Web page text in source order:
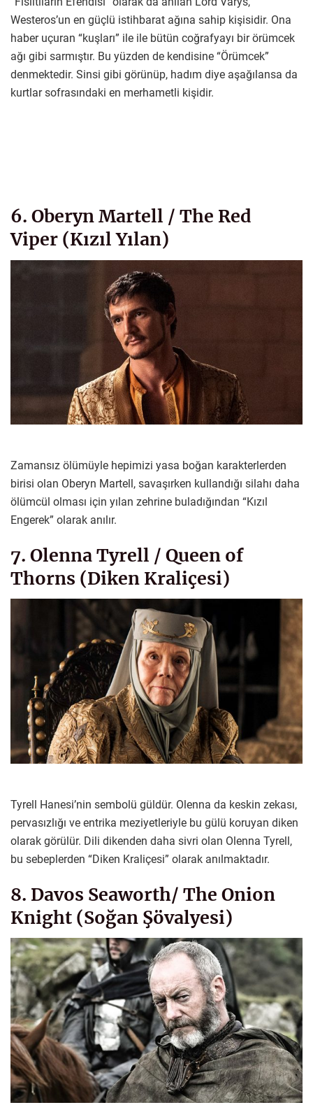
Westeros’un en güçlü istihbarat ağına sahip kişisidir. Ona
haber uçuran “kuşları” ile ile bütün coğrafyayı bir örümcek
ağı gibi sarmıştır. Bu yüzden de kendisine “Örümcek”
denmektedir. Sinsi gibi görünüp, hadım diye aşağılansa da
kurtlar sofrasındaki en merhametli kişidir.
6. Oberyn Martell / The Red
Viper (Kızıl Yılan)
Zamansız ölümüyle hepimizi yasa boğan karakterlerden
birisi olan Oberyn Martell, savaşırken kullandığı silahı daha
ölümcül olması için yılan zehrine buladığından “Kızıl
Engerek” olarak anılır.
7. Olenna Tyrell / Queen of
Thorns (Diken Kraliçesi)
Tyrell Hanesi’nin sembolü güldür. Olenna da keskin zekası,
pervasızlığı ve entrika meziyetleriyle bu gülü koruyan diken
olarak görülür. Dili dikenden daha sivri olan Olenna Tyrell,
bu sebeplerden “Diken Kraliçesi” olarak anılmaktadır.
8. Davos Seaworth/ The Onion
Knight (Soğan Şövalyesi)